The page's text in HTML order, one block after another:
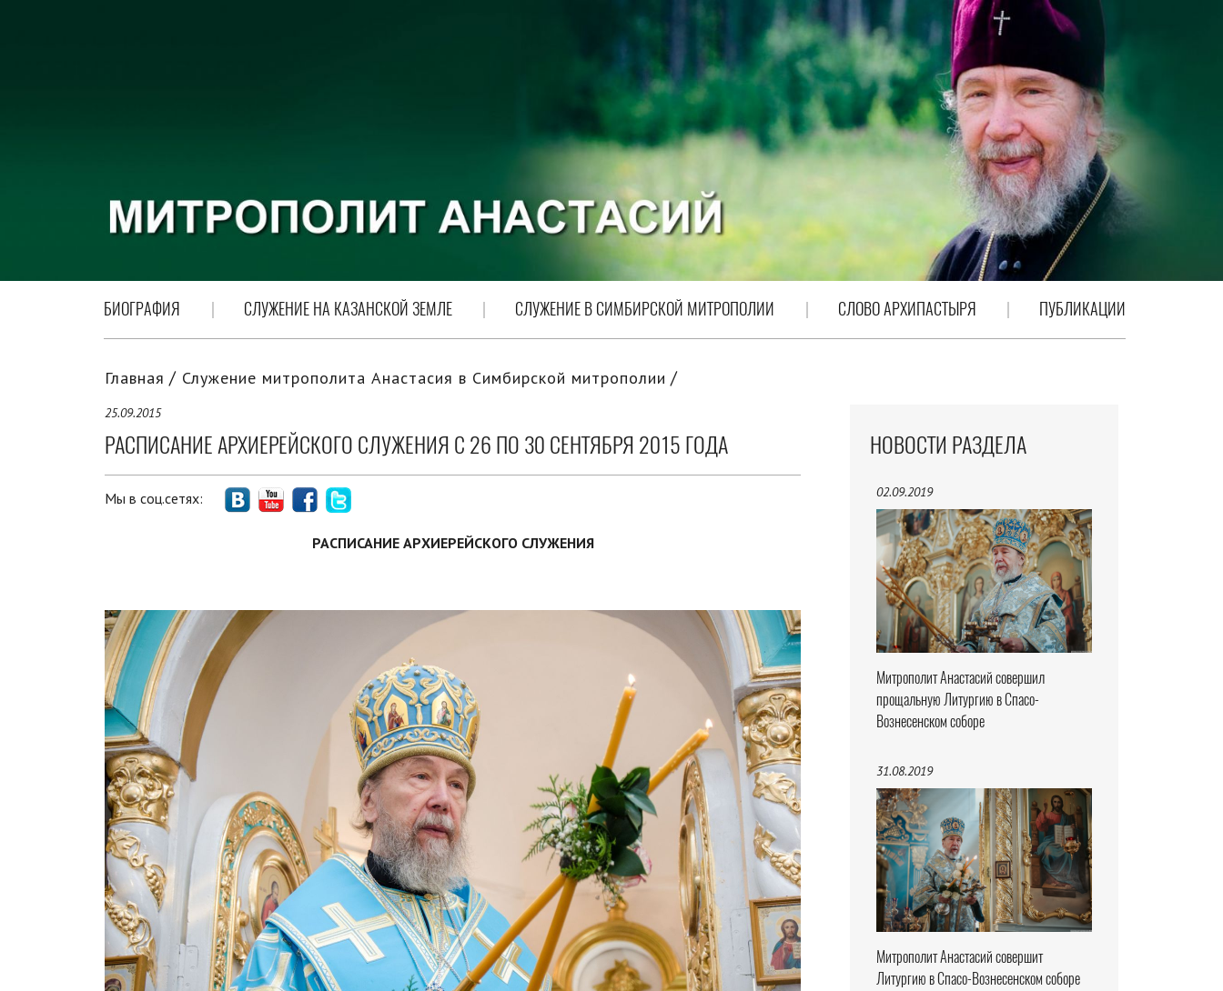
БИОГРАФИЯ СЛУЖЕНИЕ НА КАЗАНСКОЙ ЗЕМЛЕ СЛУЖЕНИЕ В СИМБИРСКОЙ МИТРОПОЛИИ СЛОВО АРХИПАСТЫРЯ ПУБЛИКАЦИИ
НОВОСТИ РАЗДЕЛА
02.09.2019
Митрополит Анастасий совершил
прощальную Литургию в Спасо-
Вознесенском соборе
31.08.2019
Митрополит Анастасий совершит
Литургию в Спасо-Вознесенском соборе
Главная Служение митрополита Анастасия в Симбирской митрополии
25.09.2015
РАСПИСАНИЕ АРХИЕРЕЙСКОГО СЛУЖЕНИЯ С 26 ПО 30 СЕНТЯБРЯ 2015 ГОДА
Мы в соц.сетях:
РАСПИСАНИЕ АРХИЕРЕЙСКОГО СЛУЖЕНИЯ